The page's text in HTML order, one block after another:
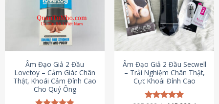
Âm Đạo Giả 2 Đầu
Lovetoy – Cảm Giác Chân
Thật, Khoái Cảm Đỉnh Cao
Cho Quý Ông
Âm Đạo Giả 2 Đầu Secwell
– Trải Nghiệm Chân Thật,
Cực Khoái Đỉnh Cao